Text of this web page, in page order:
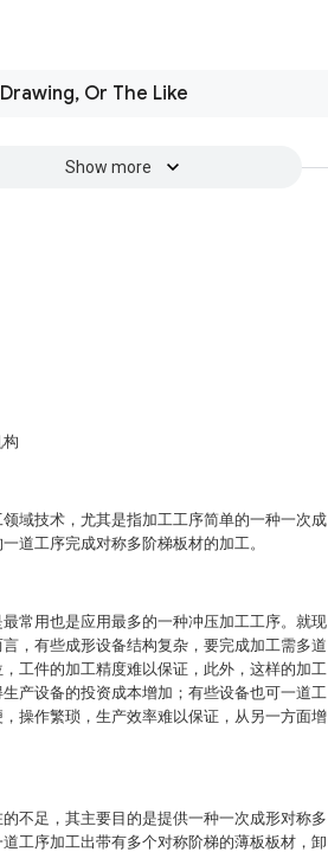
Or The Like
Show more
域技术，尤其是指加工工序简单的一种一次成
道工序完成对称多阶梯板材的加工。
常用也是应用最多的一种冲压加工工序。就现
，有些成形设备结构复杂，要完成加工需多道
工件的加工精度难以保证，此外，这样的加工
产设备的投资成本增加；有些设备也可一道工
操作繁琐，生产效率难以保证，从另一方面增
不足，其主要目的是提供一种一次成形对称多
工序加工出带有多个对称阶梯的薄板板材，卸